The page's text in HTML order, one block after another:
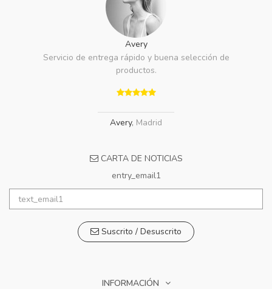
Avery
Servicio de entrega rápido y buena selección de
productos.
Avery, Madrid
CARTA DE NOTICIAS
entry_email1
Suscrito / Desuscrito
INFORMACIÓN